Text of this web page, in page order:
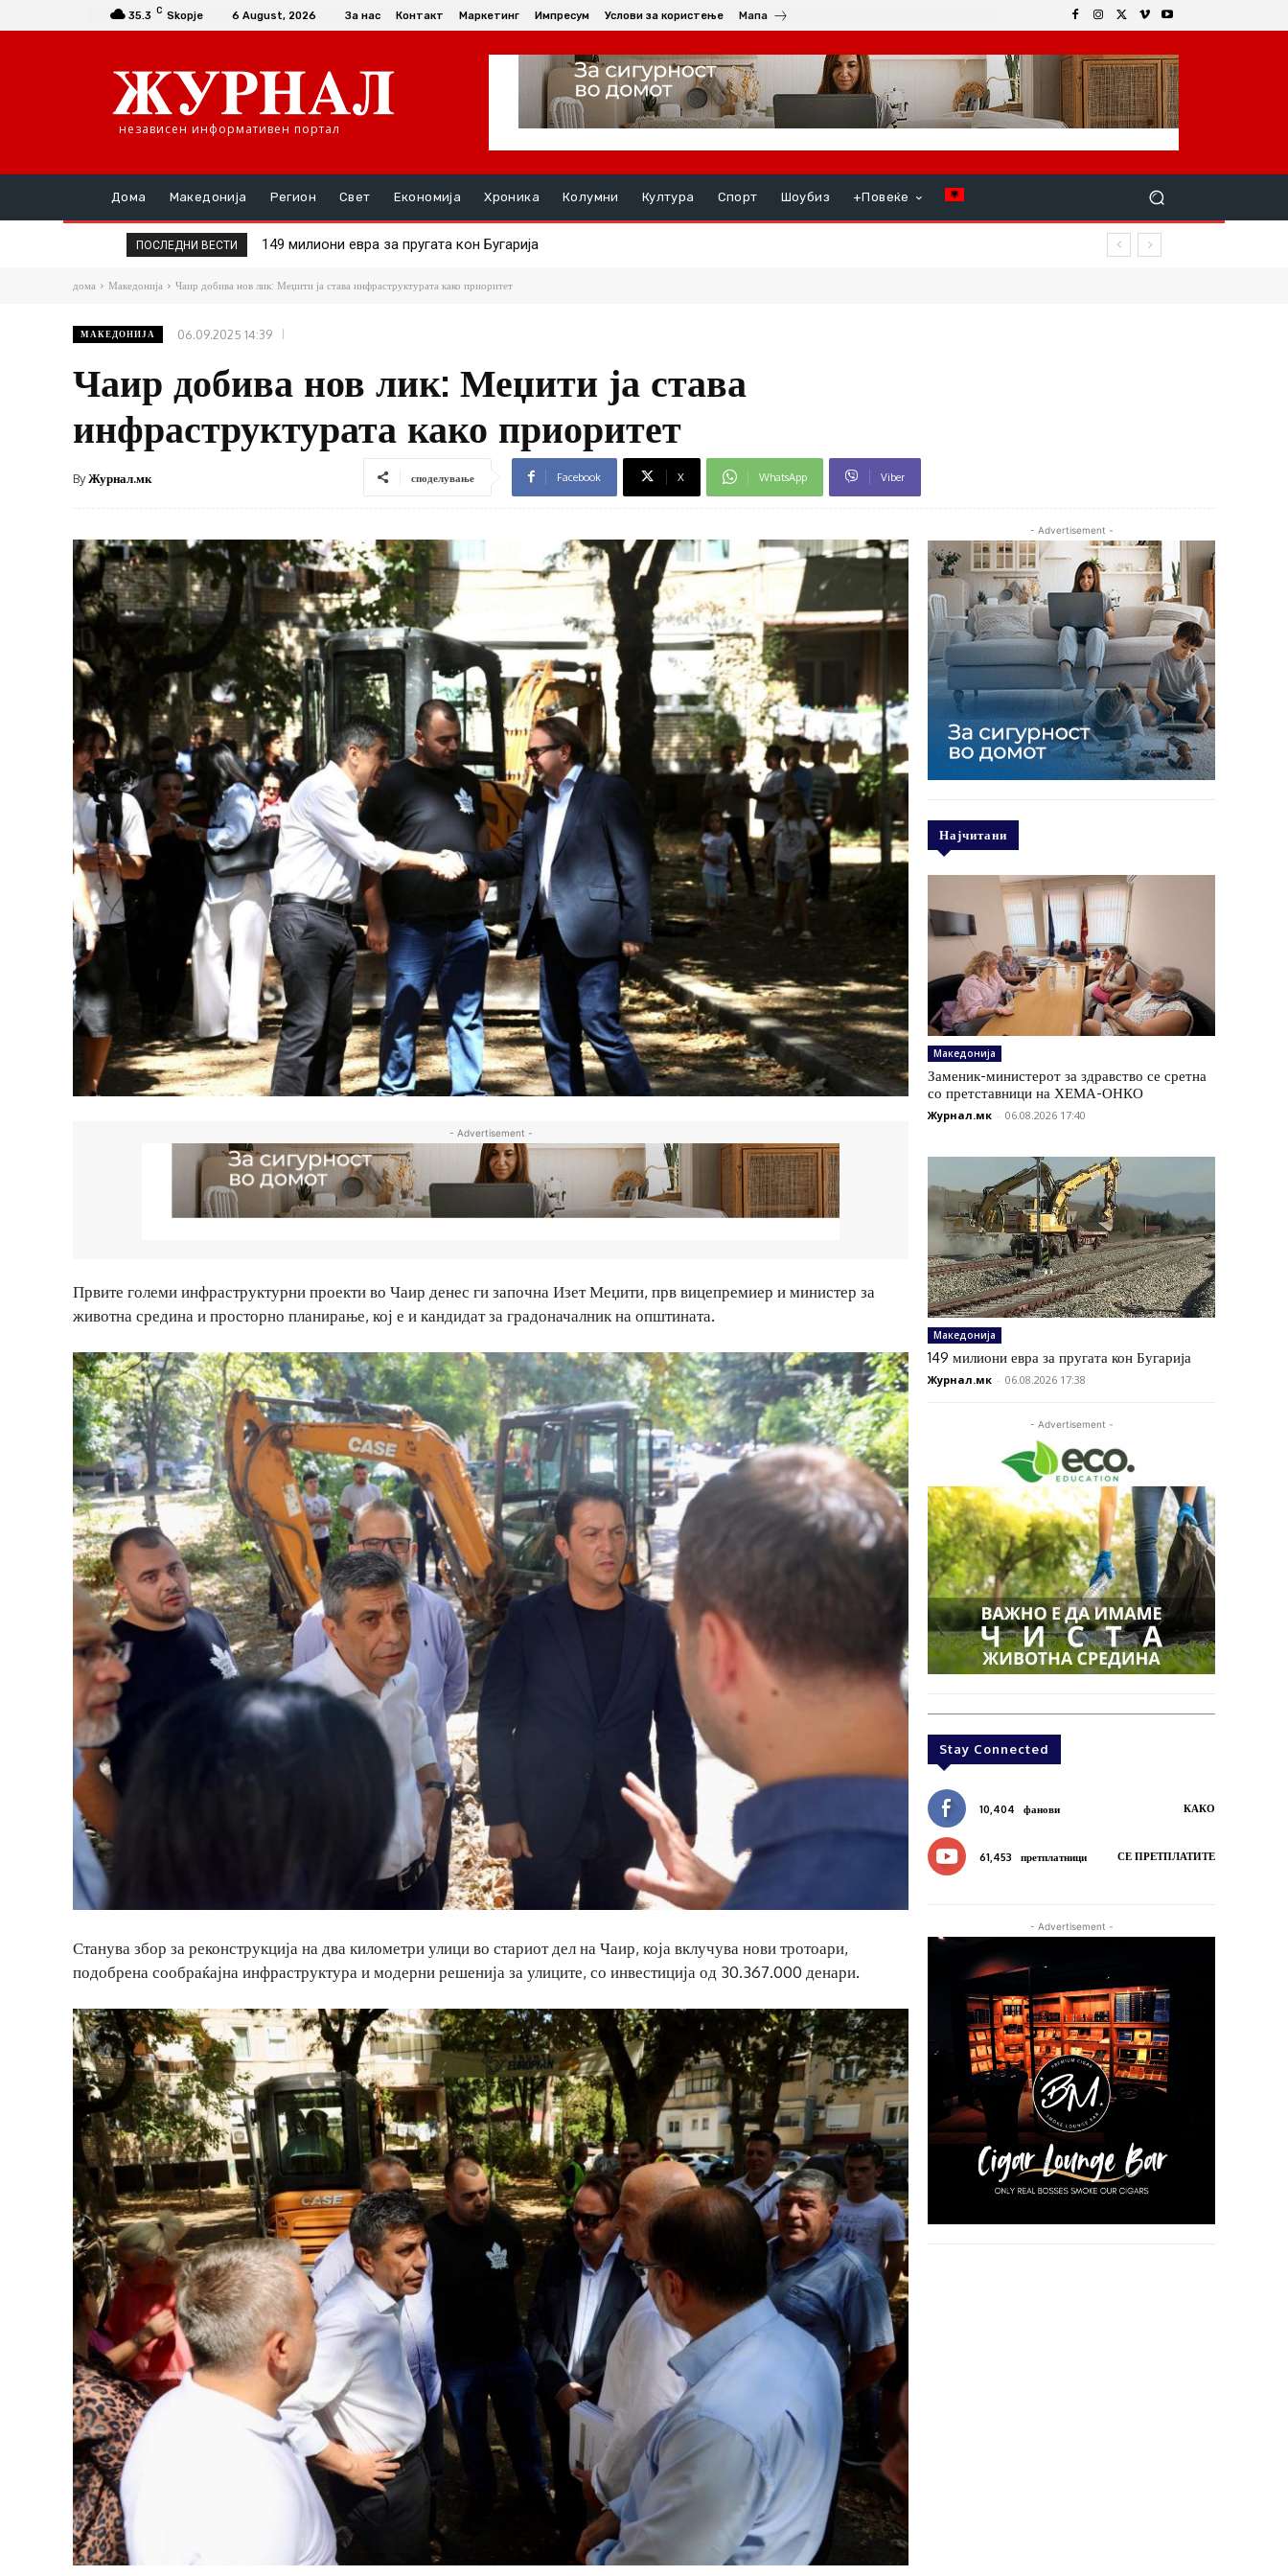
35.3 C Skopje 6 August, 2026 За нас Контакт Маркетинг Импресум Услови за користење Мапа
независен информативен портал
Дома Македонија Регион Свет Економија Хроника Колумни Култура Спорт Шоубиз +Повеќе
ПОСЛЕДНИ ВЕСТИ Шасивари оствари средба со амбасадорката на Република Словачка, Ивета Хрицова
дома Македонија Чаир добива нов лик: Меџити ја става инфраструктурата како приоритет
МАКЕДОНИЈА 06.09.2025 14:39
Чаир добива нов лик: Меџити ја става
инфраструктурата како приоритет
ByЖурнал.мк споделување Facebook X WhatsApp Viber
- Advertisement -
Првите големи инфраструктурни проекти во Чаир денес ги започна Изет Меџити, прв вицепремиер и министер за
животна средина и просторно планирање, кој е и кандидат за градоначалник на општината.
Станува збор за реконструкција на два километри улици во стариот дел на Чаир, која вклучува нови тротоари,
подобрена сообраќајна инфраструктура и модерни решенија за улиците, со инвестиција од 30.367.000 денари.
- Advertisement -
Најчитани
Македонија
Заменик-министерот за здравство се сретна
со претставници на ХЕМА-ОНКО
Журнал.мк - 06.08.2026 17:40
Македонија
149 милиони евра за пругата кон Бугарија
Журнал.мк - 06.08.2026 17:38
- Advertisement -
Stay Connected
10,404 фанови КАКО
61,453 претплатници СЕ ПРЕТПЛАТИТЕ
- Advertisement -